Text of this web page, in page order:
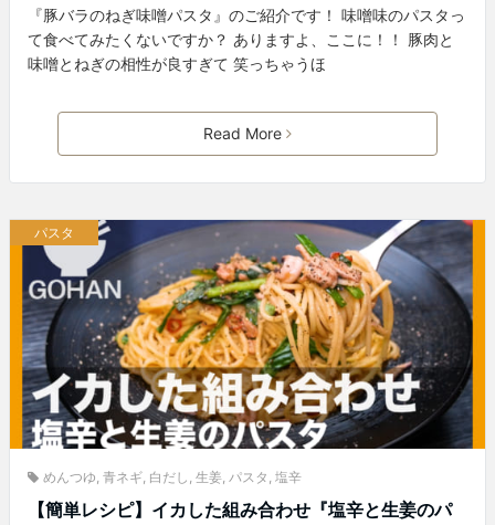
『豚バラのねぎ味噌パスタ』のご紹介です！ 味噌味のパスタっ
て食べてみたくないですか？ ありますよ、ここに！！ 豚肉と
味噌とねぎの相性が良すぎて 笑っちゃうほ
Read More
パスタ
めんつゆ, 青ネギ, 白だし , 生姜, パスタ , 塩辛
【簡単レシピ】イカした組み合わせ『塩辛と生姜のパ